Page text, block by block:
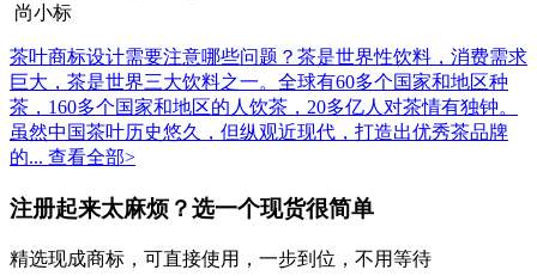
尚小标
茶叶商标设计需要注意哪些问题？茶是世界性饮料，消费需求
巨大，茶是世界三大饮料之一。全球有60多个国家和地区种
茶，160多个国家和地区的人饮茶，20多亿人对茶情有独钟。
虽然中国茶叶历史悠久，但纵观近现代，打造出优秀茶品牌
的... 查看全部>
注册起来太麻烦？选一个现货很简单
精选现成商标，可直接使用，一步到位，不用等待